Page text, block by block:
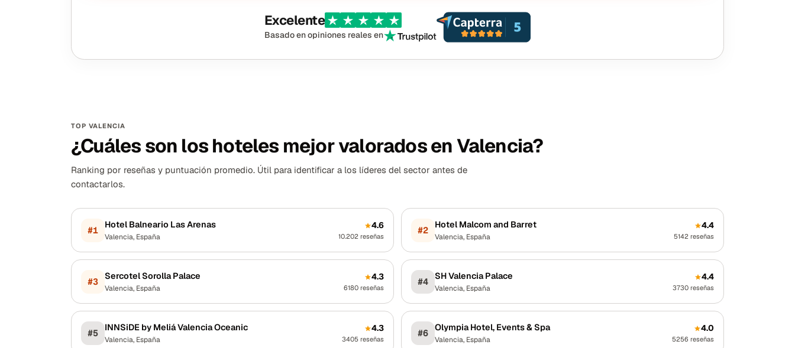
Excelente
Basado en opiniones reales en
TOP VALENCIA
¿Cuáles son los hoteles mejor valorados en Valencia?
Ranking por reseñas y puntuación promedio. Útil para identificar a los líderes del sector antes de
contactarlos.
#1 Hotel Balneario Las Arenas
Valencia, España
4.6
10.202 reseñas
#2 Hotel Malcom and Barret
Valencia, España
4.4
5142 reseñas
#3 Sercotel Sorolla Palace
Valencia, España
4.3
6180 reseñas
#4 SH Valencia Palace
Valencia, España
4.4
3730 reseñas
#5 INNSiDE by Meliá Valencia Oceanic
Valencia, España
4.3
3405 reseñas
#6 Olympia Hotel, Events & Spa
Valencia, España
4.0
5256 reseñas